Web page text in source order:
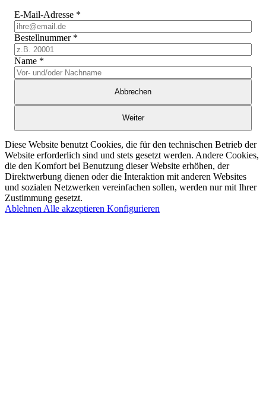
E-Mail-Adresse *
Bestellnummer *
Name *
Abbrechen
Weiter
Diese Website benutzt Cookies, die für den technischen Betrieb der
Website erforderlich sind und stets gesetzt werden. Andere Cookies,
die den Komfort bei Benutzung dieser Website erhöhen, der
Direktwerbung dienen oder die Interaktion mit anderen Websites
und sozialen Netzwerken vereinfachen sollen, werden nur mit Ihrer
Zustimmung gesetzt.
Ablehnen Alle akzeptieren Konfigurieren